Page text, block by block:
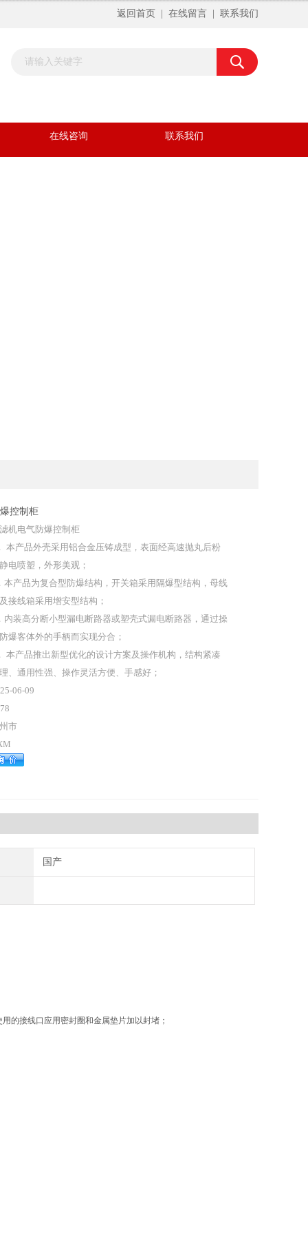
返回首页 在线留言 联系我们
在线咨询 联系我们
控制柜
机电气防爆控制柜
本产品外壳采用铝合金压铸成型，表面经高速抛丸后粉
电喷塑，外形美观；
本产品为复合型防爆结构，开关箱采用隔爆型结构，母线
接线箱采用增安型结构；
内装高分断小型漏电断路器或塑壳式漏电断路器，通过操
爆客体外的手柄而实现分合；
本产品推出新型优化的设计方案及操作机构，结构紧凑
、通用性强、操作灵活方便、手感好；
06-09
市
国产
的接线口应用密封圈和金属垫片加以封堵；